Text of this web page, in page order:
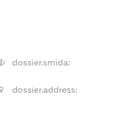
dossier.smida:
dossier.address: